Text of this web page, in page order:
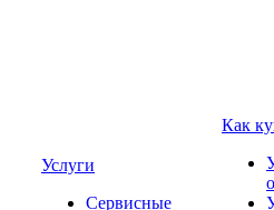
Услуги
Сервисные
Как